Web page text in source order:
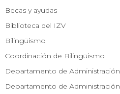
Becas y ayudas
Biblioteca del IZV
Bilingüismo
Coordinación de Bilingüismo
Departamento de Administración
Departamento de